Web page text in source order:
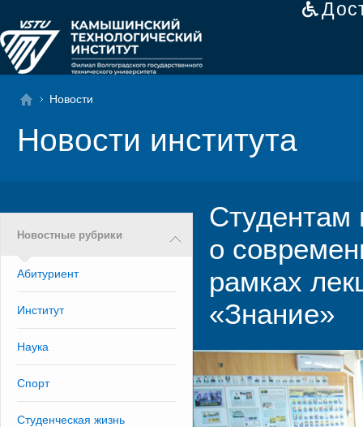
Новости
Новости института
Новостные рубрики
Абитуриент
Институт
Наука
Спорт
Студенческая жизнь
Студентам
о
рамках
«Знание»